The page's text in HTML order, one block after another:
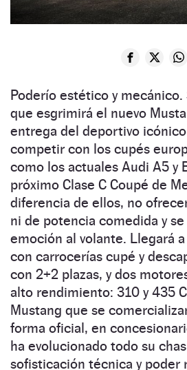
Poderío estético y
que esgrimirá el nuevo
entrega del deportivo
competir con los cupés
como los actuales Audi A5 y
próximo Clase C Coupé de
diferencia de ellos, no
ni de potencia comedida y
emoción al volante. Llegará
con carrocerías cupé y
con 2+2 plazas, y dos
alto rendimiento: 310 y 435
Mustang que se
forma oficial, en
ha evolucionado todo su
sofisticación técnica y poder